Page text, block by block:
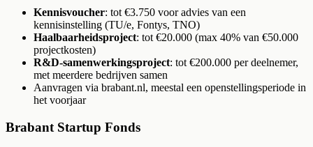
Kennisvoucher: tot €3.750 voor advies van een
kennisinstelling (TU/e, Fontys, TNO)
Haalbaarheidsproject: tot €20.000 (max 40% van €50.000
projectkosten)
R&D-samenwerkingsproject: tot €200.000 per deelnemer,
met meerdere bedrijven samen
Aanvragen via brabant.nl, meestal een openstellingsperiode in
het voorjaar
Brabant Startup Fonds